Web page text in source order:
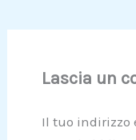
Lascia un
Il tuo indirizzo